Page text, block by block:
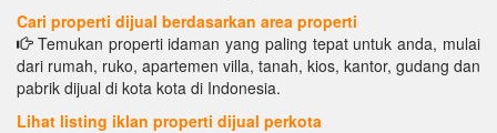
Cari properti dijual berdasarkan area properti
Temukan properti idaman yang paling tepat untuk anda, mulai
dari rumah, ruko, apartemen villa, tanah, kios, kantor, gudang dan
pabrik dijual di kota kota di Indonesia.
Lihat listing iklan properti dijual perkota